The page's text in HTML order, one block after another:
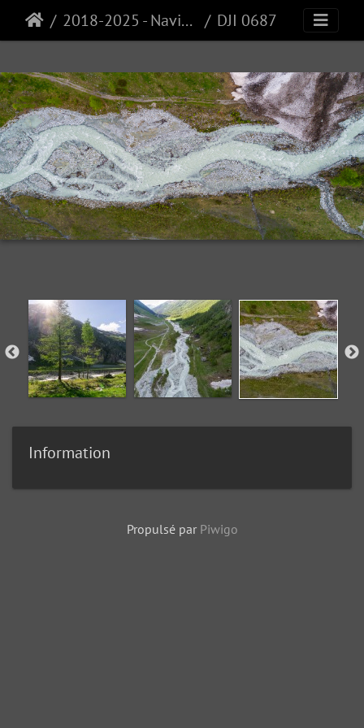
2018-2025 - Navisence DJI 0687
Information
Propulsé par Piwigo